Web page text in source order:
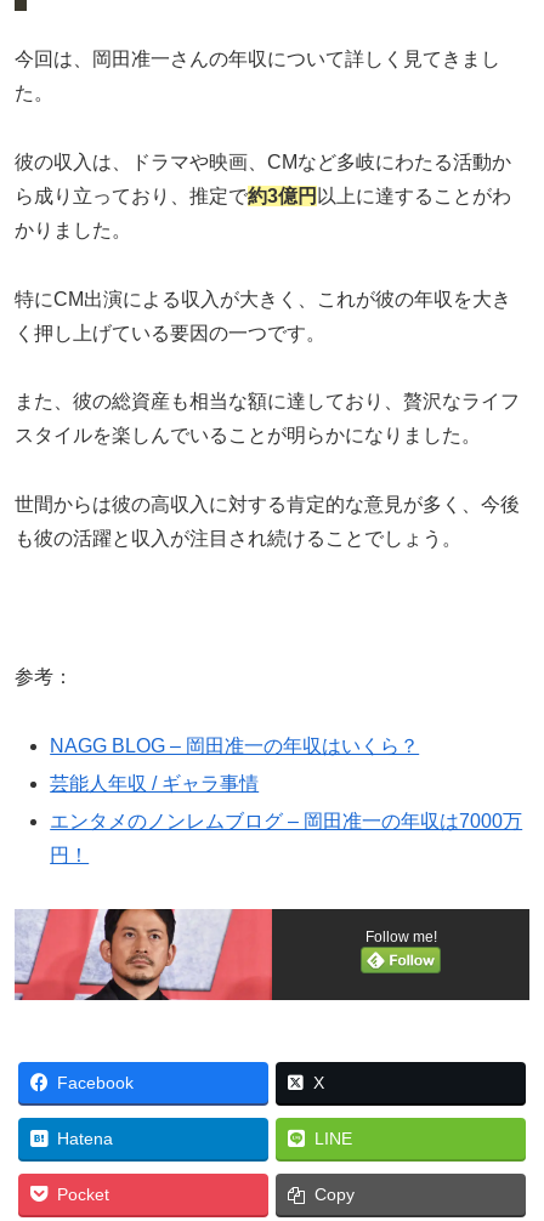
今回は、岡田准一さんの年収について詳しく見てきまし
た。
彼の収入は、ドラマや映画、CMなど多岐にわたる活動か
ら成り立っており、推定で約3億円 以上に達することがわ
かりました。
特にCM出演による収入が大きく、これが彼の年収を大き
く押し上げている要因の一つです。
また、彼の総資産も相当な額に達しており、贅沢なライフ
スタイルを楽しんでいることが明らかになりました。
世間からは彼の高収入に対する肯定的な意見が多く、今後
も彼の活躍と収入が注目され続けることでしょう。
参考：
NAGG BLOG – 岡田准一の年収はいくら？
芸能人年収 / ギャラ事情
エンタメのノンレムブログ – 岡田准一の年収は7000万
円！
Follow me!
Facebook X
Hatena LINE
Pocket Copy